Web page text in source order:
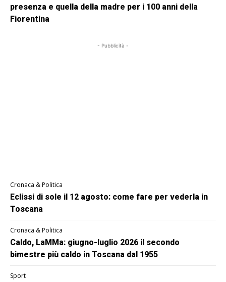
presenza e quella della madre per i 100 anni della
Fiorentina
- Pubblicità -
Cronaca & Politica
Eclissi di sole il 12 agosto: come fare per vederla in
Toscana
Cronaca & Politica
Caldo, LaMMa: giugno-luglio 2026 il secondo
bimestre più caldo in Toscana dal 1955
Sport